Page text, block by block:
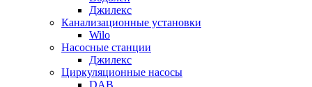
Джилекс
Канализационные установки
Wilo
Насосные станции
Джилекс
Циркуляционные насосы
DAB